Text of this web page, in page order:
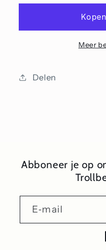
Meer
Delen
Abboneer je op
E‑mail